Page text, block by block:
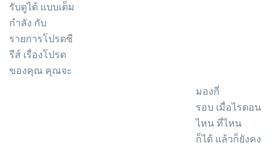
รับดูได้ แบบเต็ม
กำลัง กับ
รายการโปรดซี
รีส์ เรื่องโปรด
ของคุณ คุณจะ
มองกี่
รอบ เมื่อไรตอน
ไหน ที่ไหน
ก็ได้ แล้วก็ยังคง